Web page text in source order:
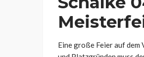
Eine große Feier auf dem